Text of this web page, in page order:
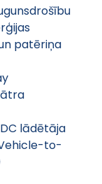
patēriņa
lādētāja
to-